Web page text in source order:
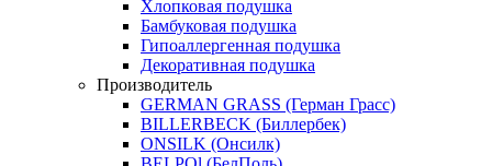
Хлопковая подушка
Бамбуковая подушка
Гипоаллергенная подушка
Декоративная подушка
Производитель
GERMAN GRASS (Герман Грасс)
BILLERBECK (Биллербек)
ONSILK (Онсилк)